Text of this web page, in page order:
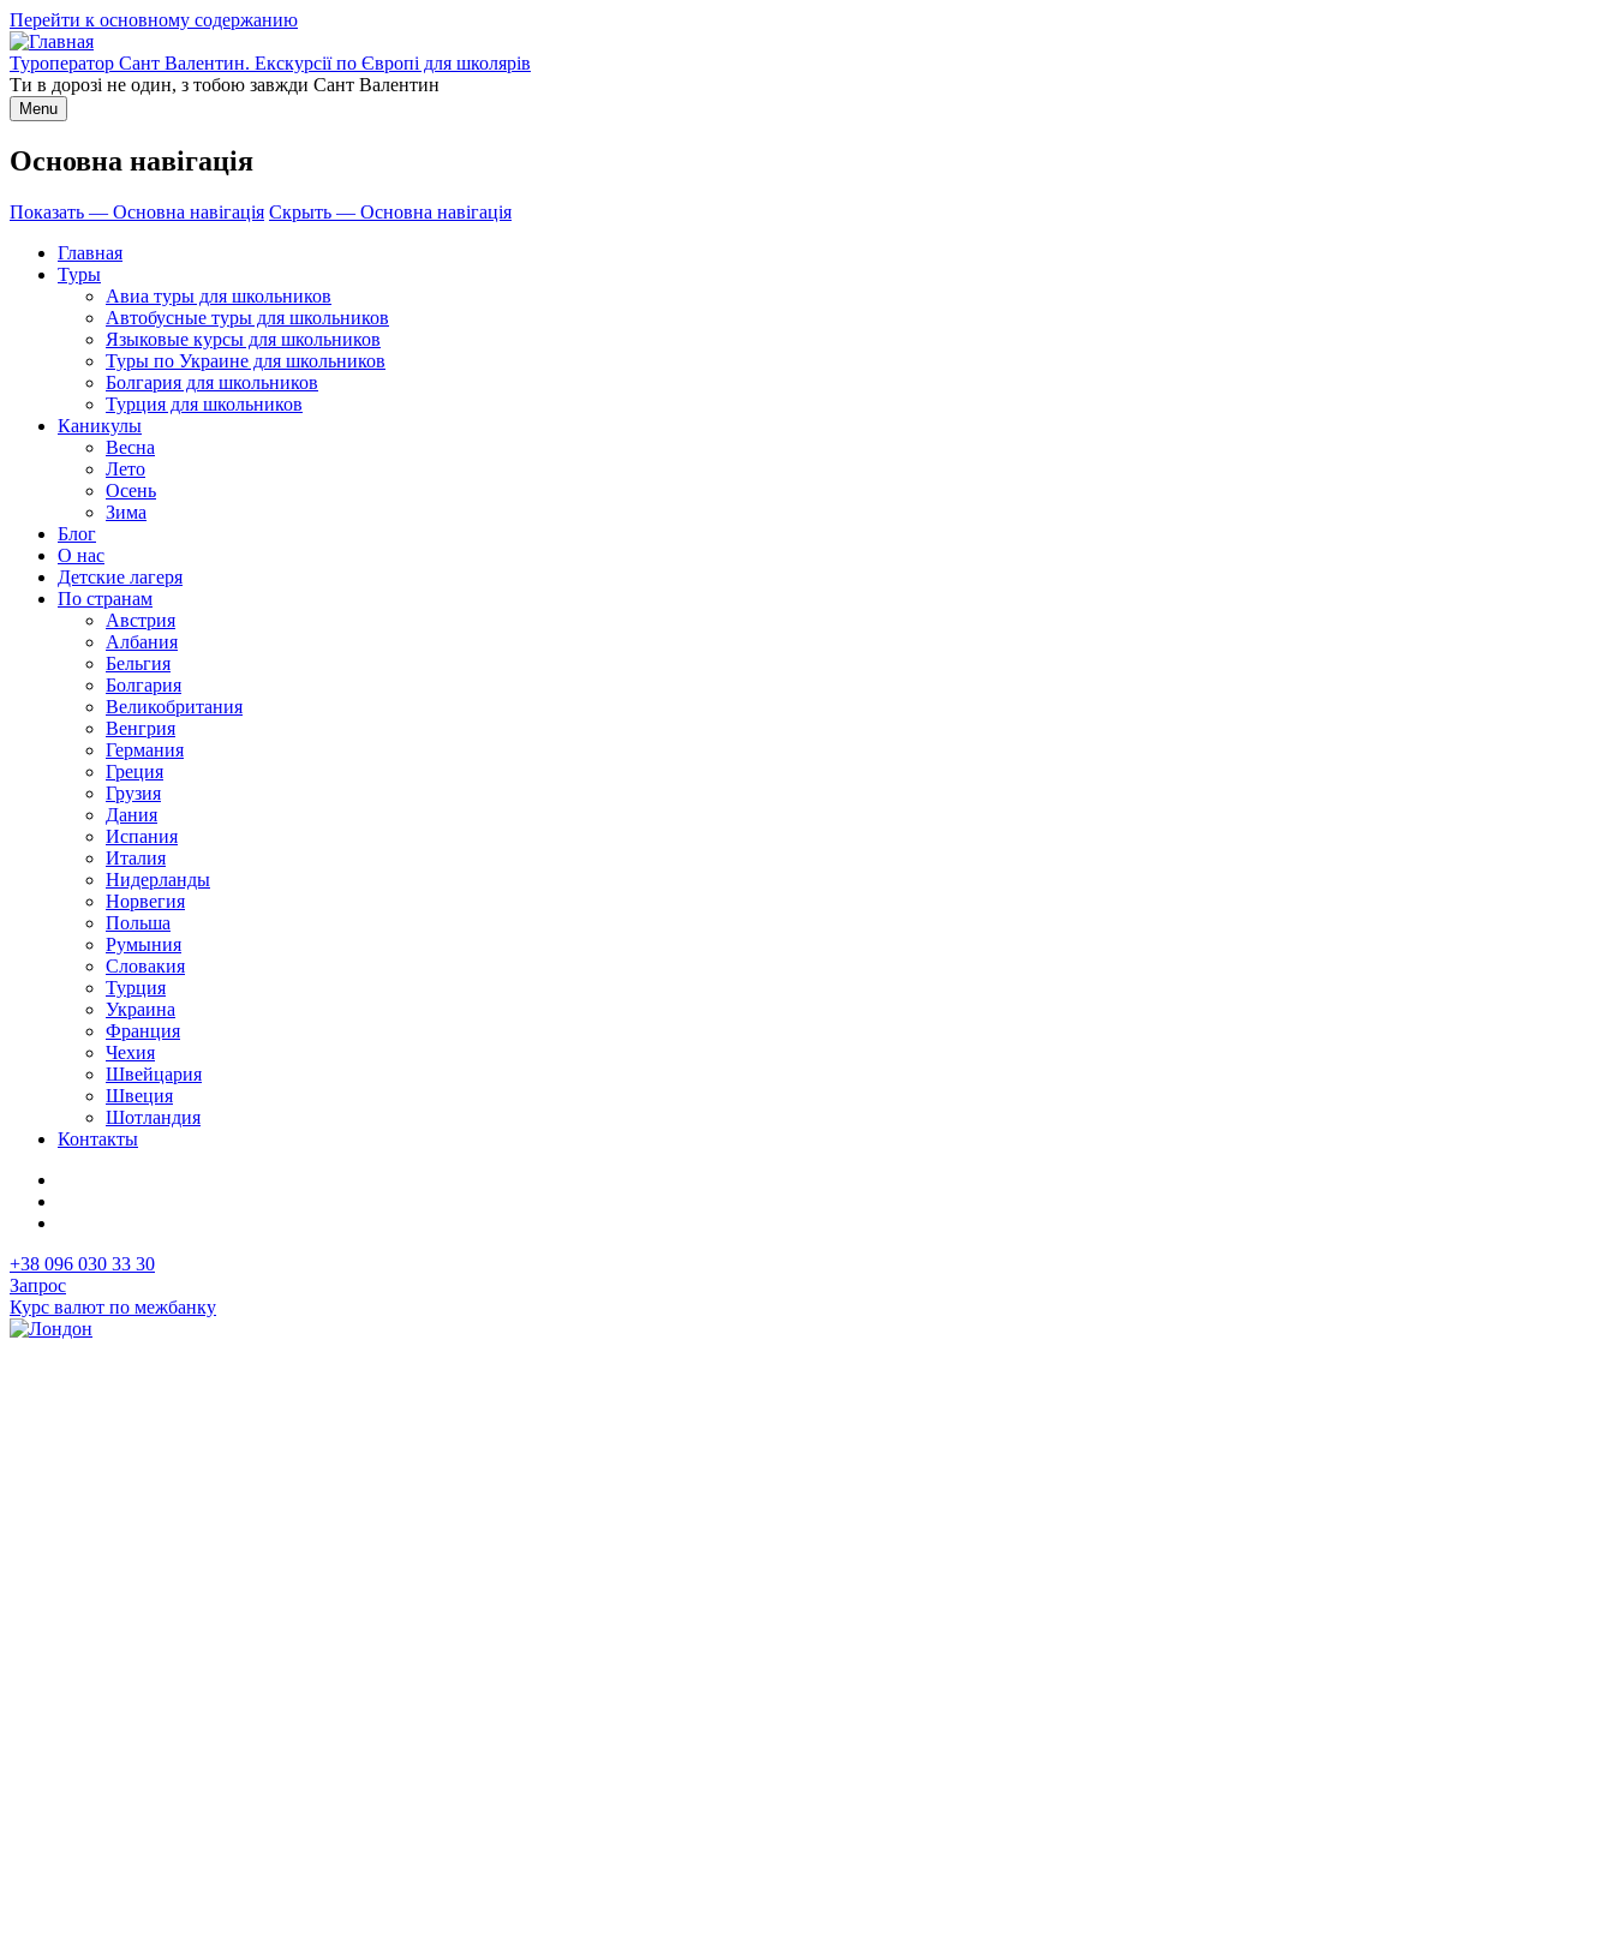
Перейти к основному содержанию
Туроператор Сант Валентин. Екскурсії по Європі для школярів
Ти в дорозі не один, з тобою завжди Сант Валентин
Menu
Основна навігація
Показать — Основна навігація Скрыть — Основна навігація
Главная
Туры
Авиа туры для школьников
Автобусные туры для школьников
Языковые курсы для школьников
Туры по Украине для школьников
Болгария для школьников
Турция для школьников
Каникулы
Весна
Лето
Осень
Зима
Блог
О нас
Детские лагеря
По странам
Австрия
Албания
Бельгия
Болгария
Великобритания
Венгрия
Германия
Греция
Грузия
Дания
Испания
Италия
Нидерланды
Норвегия
Польша
Румыния
Словакия
Турция
Украина
Франция
Чехия
Швейцария
Швеция
Шотландия
Контакты
+38 096 030 33 30
Запрос
Курс валют по межбанку